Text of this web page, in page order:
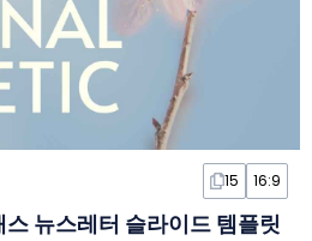
15 16:9
뉴스레터 슬라이드 템플릿